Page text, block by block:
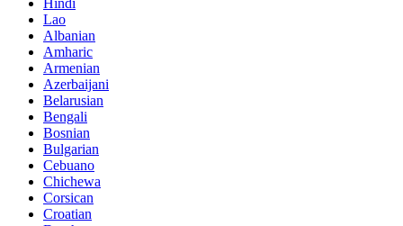
Hindi
Lao
Albanian
Amharic
Armenian
Azerbaijani
Belarusian
Bengali
Bosnian
Bulgarian
Cebuano
Chichewa
Corsican
Croatian